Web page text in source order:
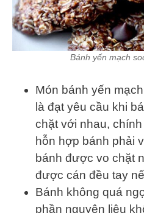
Bánh yến mạch
Món bánh yến
là đạt yêu cầu khi
chặt với nhau,
hỗn hợp bánh phải
bánh được vo chặt
được cán đều tay
Bánh không quá
phần nguyên liệu